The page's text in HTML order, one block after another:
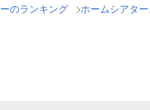
のランキング
ホームシアタ